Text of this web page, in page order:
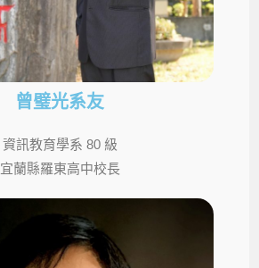
曾璧光系友
資訊教育學系 80 級
宜蘭縣羅東高中校長